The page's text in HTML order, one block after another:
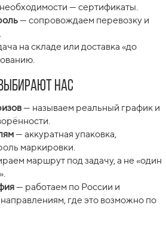
— сертификаты.
— сопровождаем перевозку и
на складе или доставка «до
нас
— называем реальный график и
— аккуратная упаковка,
маркировки.
маршрут под задачу, а не «один
— работаем по России и
где это возможно по